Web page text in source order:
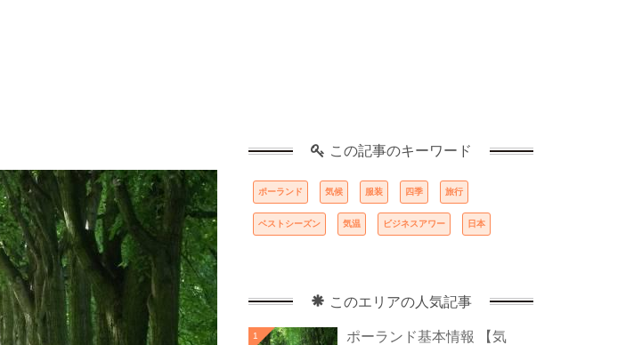
この記事のキーワード
ポーランド 気候 服装 四季 旅行
ベストシーズン 気温 ビジネスアワー 日本
このエリアの人気記事
1
ポーランド基本情報 【気